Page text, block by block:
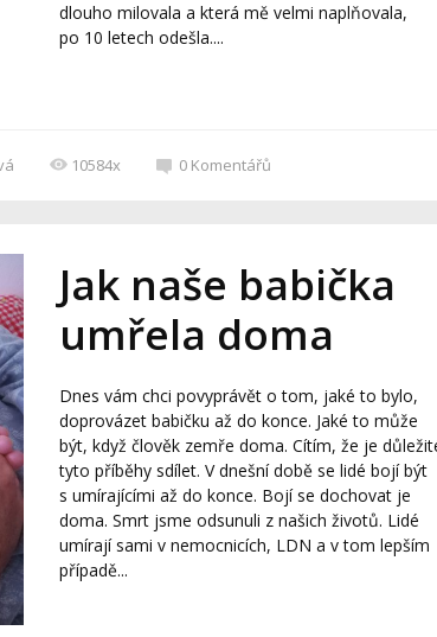
dlouho milovala a která mě velmi naplňovala,
po 10 letech odešla....
10584x 0 Komentářů
Jak naše babička
umřela doma
Dnes vám chci povyprávět o tom, jaké to bylo,
doprovázet babičku až do konce. Jaké to může
být, když člověk zemře doma. Cítím, že je
tyto příběhy sdílet. V dnešní době se lidé bojí být
s umírajícími až do konce. Bojí se dochovat je
doma. Smrt jsme odsunuli z našich životů. Lidé
umírají sami v nemocnicích, LDN a v tom lepším
případě...